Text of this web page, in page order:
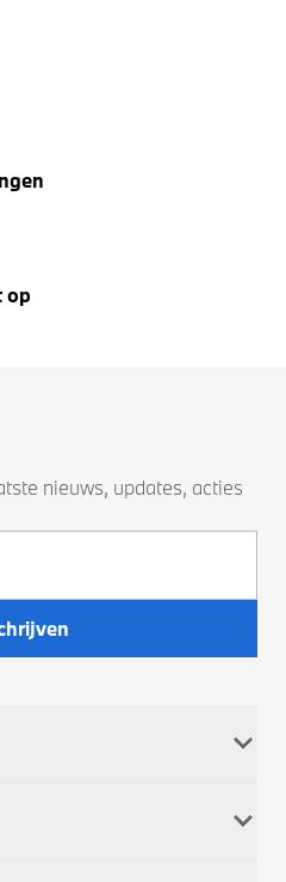
op
nieuws, updates, acties